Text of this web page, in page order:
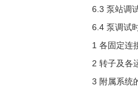
6.3 泵站调
6.4 泵调试
1 各固定连
2 转子及各
3 附属系统